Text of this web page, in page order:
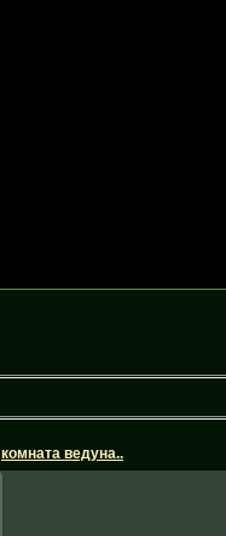
комната ведуна..